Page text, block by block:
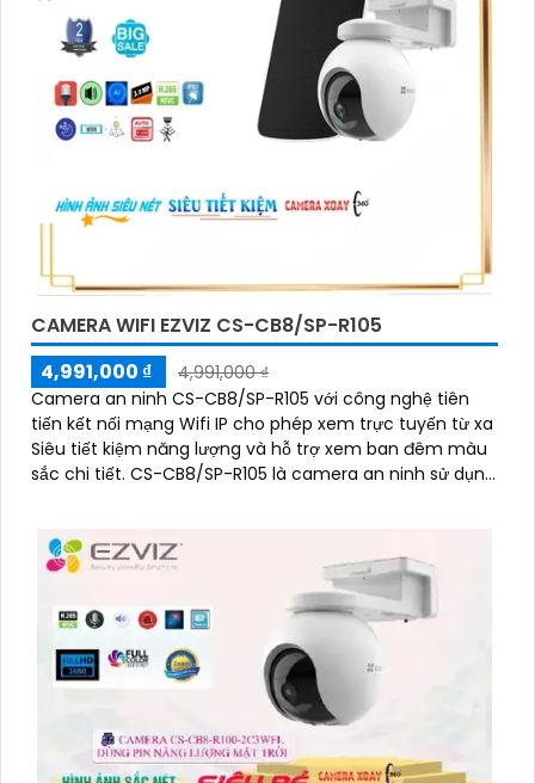
CAMERA WIFI EZVIZ CS-CB8/SP-R105
4,991,000 ₫
4,991,000 ₫
Camera an ninh CS-CB8/SP-R105 với công nghệ tiên
tiến kết nối mạng Wifi IP cho phép xem trực tuyến từ xa
Siêu tiết kiệm năng lượng và hỗ trợ xem ban đêm màu
sắc chi tiết. CS-CB8/SP-R105 là camera an ninh sử dụng